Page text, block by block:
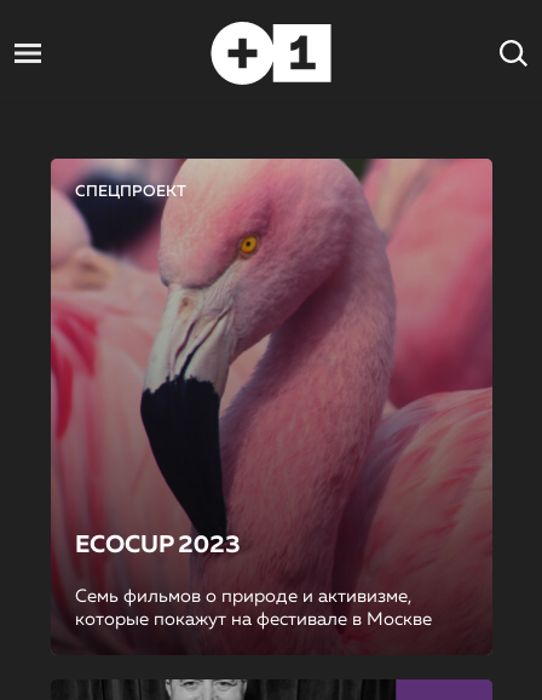
СПЕЦПРОЕКТ
ECOCUP 2023
Семь фильмов о природе и активизме,
которые покажут на фестивале в Москве